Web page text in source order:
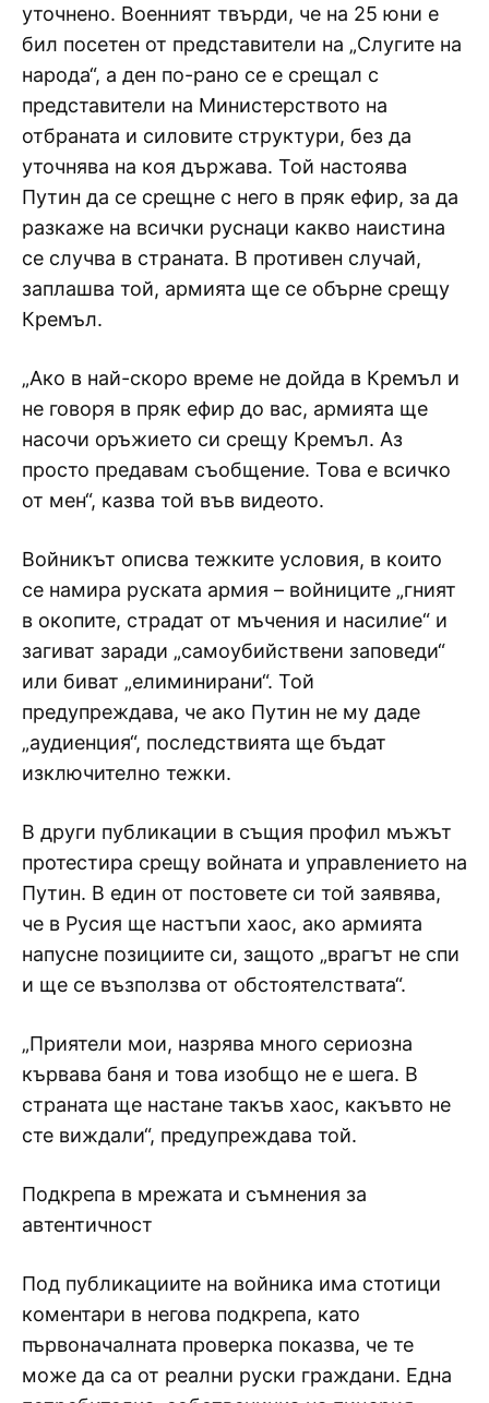
уточнено. Военният твърди, че на 25 юни е
бил посетен от представители на „Слугите на
народа“, а ден по-рано се е срещал с
представители на Министерството на
отбраната и силовите структури, без да
уточнява на коя държава. Той настоява
Путин да се срещне с него в пряк ефир, за да
разкаже на всички руснаци какво наистина
се случва в страната. В противен случай,
заплашва той, армията ще се обърне срещу
Кремъл.
„Ако в най-скоро време не дойда в Кремъл и
не говоря в пряк ефир до вас, армията ще
насочи оръжието си срещу Кремъл. Аз
просто предавам съобщение. Това е всичко
от мен“, казва той във видеото.
Войникът описва тежките условия, в които
се намира руската армия – войниците „гният
в окопите, страдат от мъчения и насилие“ и
загиват заради „самоубийствени заповеди“
или биват „елиминирани“. Той
предупреждава, че ако Путин не му даде
„аудиенция“, последствията ще бъдат
изключително тежки.
В други публикации в същия профил мъжът
протестира срещу войната и управлението на
Путин. В един от постовете си той заявява,
че в Русия ще настъпи хаос, ако армията
напусне позициите си, защото „врагът не спи
и ще се възползва от обстоятелствата“.
„Приятели мои, назрява много сериозна
кървава баня и това изобщо не е шега. В
страната ще настане такъв хаос, какъвто не
сте виждали“, предупреждава той.
Подкрепа в мрежата и съмнения за
автентичност
Под публикациите на войника има стотици
коментари в негова подкрепа, като
първоначалната проверка показва, че те
може да са от реални руски граждани. Една